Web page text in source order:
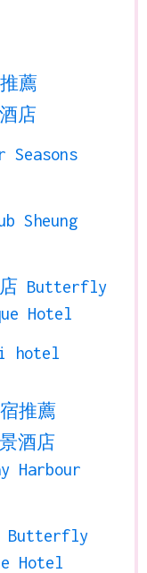
薦
店
Seasons
Sheung
店 Butterfly
Hotel
hotel
推薦
酒店
Harbour
Butterfly
Hotel